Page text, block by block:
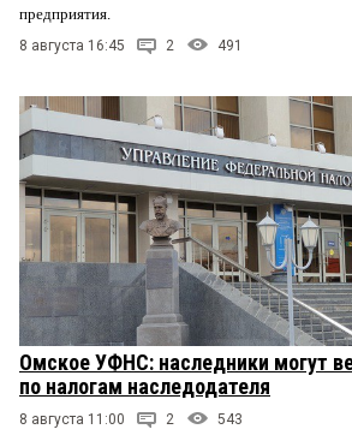
предприятия.
8 августа 16:45 2 491
Омское УФНС: наследники могут
по налогам наследодателя
8 августа 11:00 2 543